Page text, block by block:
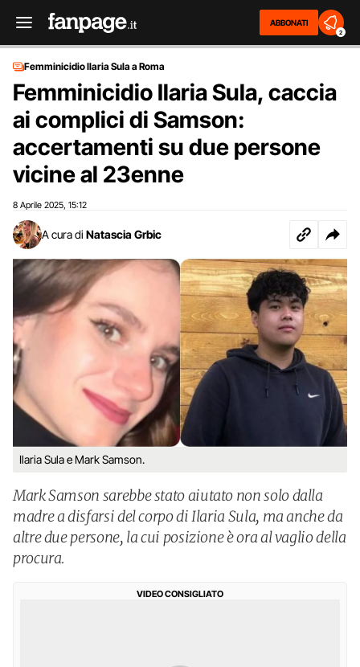
ABBONATI
2
Femminicidio Ilaria Sula a Roma
Femminicidio Ilaria Sula, caccia
ai complici di Samson:
accertamenti su due persone
vicine al 23enne
8 Aprile 2025 15:12
A cura di Natascia Grbic
Ilaria Sula e Mark Samson.
Mark Samson sarebbe stato aiutato non solo dalla
madre a disfarsi del corpo di Ilaria Sula, ma anche da
altre due persone, la cui posizione è ora al vaglio della
procura.
VIDEO CONSIGLIATO